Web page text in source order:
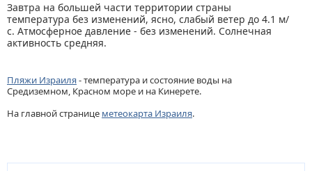
Завтра на большей части территории страны
температура без изменений, ясно, слабый ветер до 4.1 м/
с. Атмосферное давление - без изменений. Солнечная
активность средняя.
Пляжи Израиля- температура и состояние воды на
Средиземном, Красном море и на Кинерете.
На главной странице метеокарта Израиля.